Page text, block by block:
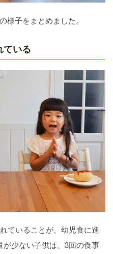
様子をまとめました。
ている
ていることが、幼児食に進
少ない子供は、3回の食事